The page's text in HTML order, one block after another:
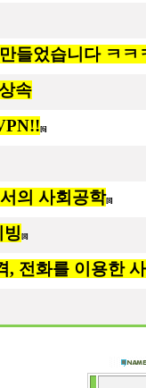
들었습니다 ㅋㅋ
속
[6]
의 사회공학[8]
[8]
, 전화를 이용한